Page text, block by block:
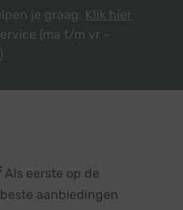
je graag. Klik hier
(ma t/m vr -
Als eerste op de
aanbiedingen